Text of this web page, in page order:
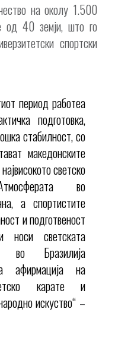
на околу 1.500
од 40 земји, што го
спортски
период работеа
подготовка,
стабилност, со
македонските
светско
во
а спортистите
и подготвеност
носи светската
во Бразилија
афирмација на
карате и
искуство“ –